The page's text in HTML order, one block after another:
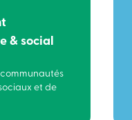
& social
et de